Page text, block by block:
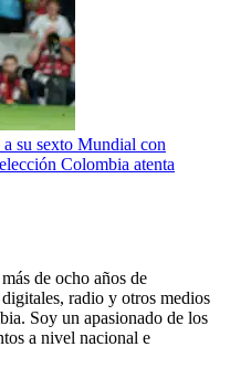
su sexto Mundial con
Colombia atenta
de ocho años de
radio y otros medios
Soy un apasionado de los
a nivel nacional e